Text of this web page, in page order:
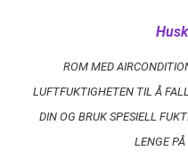
ROM MED
LUFTFUKTIGHETEN TIL Å
DIN OG BRUK SPESIELL
LENGE PÅ